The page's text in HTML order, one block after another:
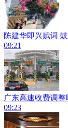
陈建华即兴赋词
09:21
广东高速收费调
09:23